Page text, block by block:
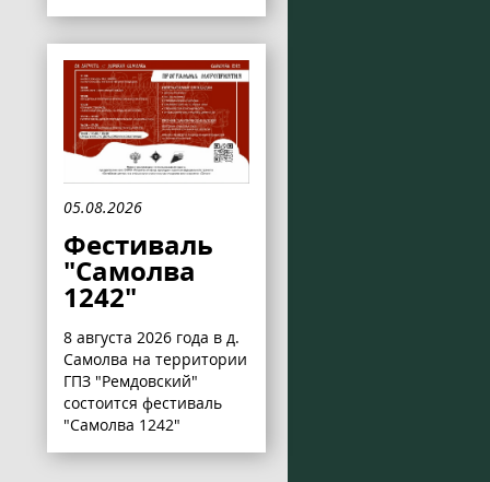
05.08.2026
Фестиваль
"Самолва
1242"
8 августа 2026 года в д.
Самолва на территории
ГПЗ "Ремдовский"
состоится фестиваль
"Самолва 1242"